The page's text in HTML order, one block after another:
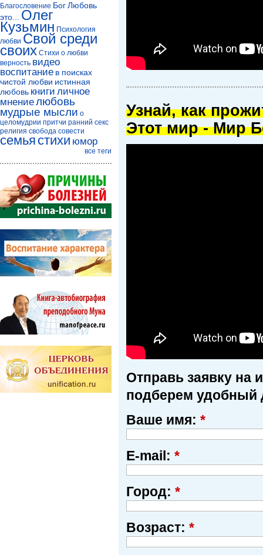
Узнай, как
Этот мир - Мир
Отправь заявку на
подберем удобный
Ваше имя: *
E-mail: *
Город: *
Возраст: *
Благословение БогЛюбовь
это...
Олег
Кузьмин Психология
любви Свой среди
своих Стихи о любви
верность видео
воспитание в поисках
чистой любви истинная
любовь книги личное
мнениелюбовь
мудрые мысли о
целомудрии притчи ранний секс
религия свобода совести
семья стихи юмор
все теги